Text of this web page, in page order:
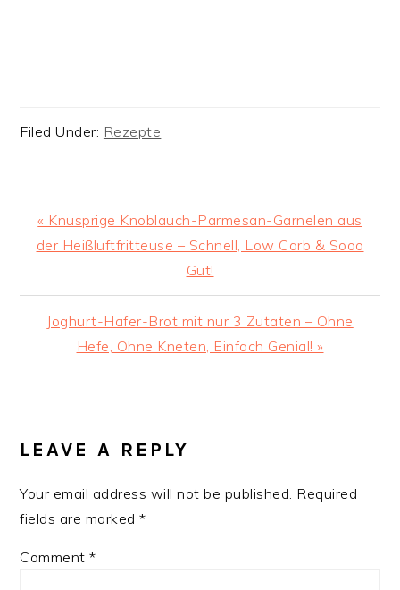
Filed Under: Rezepte
Previous
Post:
« Knusprige Knoblauch-Parmesan-Garnelen aus
der Heißluftfritteuse – Schnell, Low Carb & Sooo
Gut!
Next
Post:
Joghurt-Hafer-Brot mit nur 3 Zutaten – Ohne
Hefe, Ohne Kneten, Einfach Genial! »
INTERACTIONS
LEAVE A REPLY
Your email address will not be published. Required
fields are marked*
Comment*